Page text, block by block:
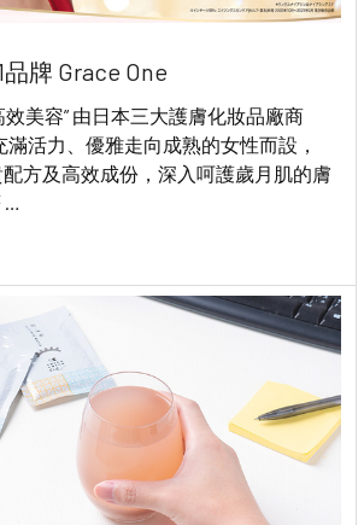
牌 Grace One
美容” 由日本三大護膚化妝品廠商
滿活力、優雅走向成熟的女性而設，
配方及高效成份，深入呵護歲月肌的膚